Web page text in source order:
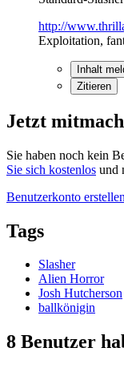
http://
Exploitation,
Inhalt
Zitieren
Jetzt
Sie haben noch kein
Sie sich kostenlos und
Benutzerkonto erstellen
Tags
Slasher
Alien Horror
Josh Hutcherson
ballkönigin
8 Benutzer